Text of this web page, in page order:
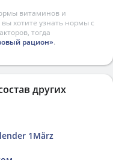
витаминов и
хотите узнать нормы с
тогда
рацион».
других
1März